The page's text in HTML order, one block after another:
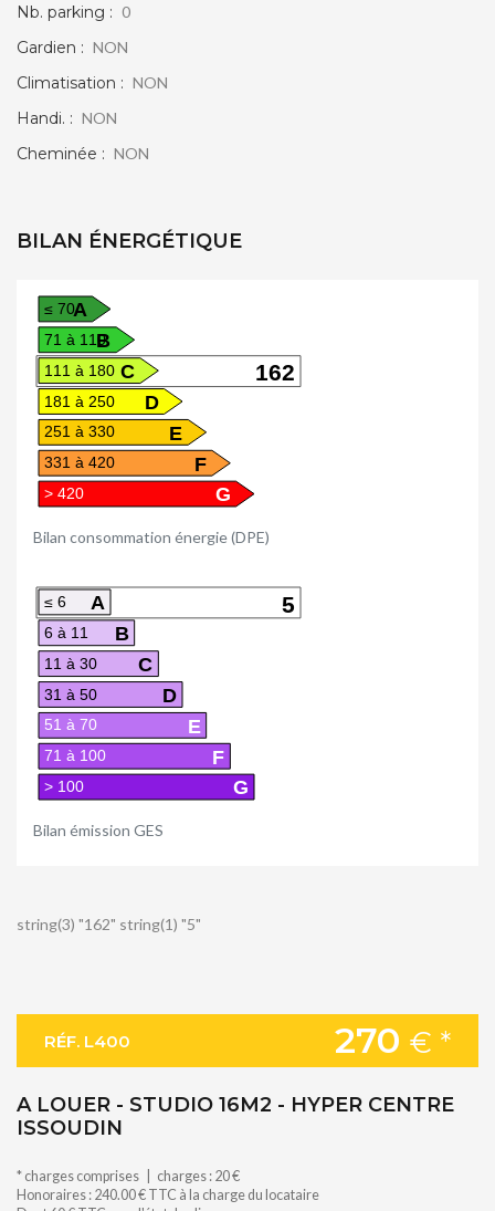
Nb. parking : 0
Gardien : NON
Climatisation : NON
Handi. : NON
Cheminée : NON
BILAN ÉNERGÉTIQUE
A
≤ 70
B
71 à 110
162
C
111 à 180
D
181 à 250
E
251 à 330
F
331 à 420
G
> 420
Bilan consommation énergie (DPE)
5
A
≤ 6
B
6 à 11
C
11 à 30
D
31 à 50
E
51 à 70
F
71 à 100
G
> 100
Bilan émission GES
string(3) "162" string(1) "5"
RÉF. L400 270 € *
A LOUER - STUDIO 16M2 - HYPER CENTRE
ISSOUDIN
* charges comprises | charges : 20 €
Honoraires : 240.00 € TTC à la charge du locataire